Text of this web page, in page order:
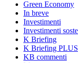
Green Economy
In breve
Investimenti
Investimenti
K Briefing
K Briefing PLUS
KB commenti